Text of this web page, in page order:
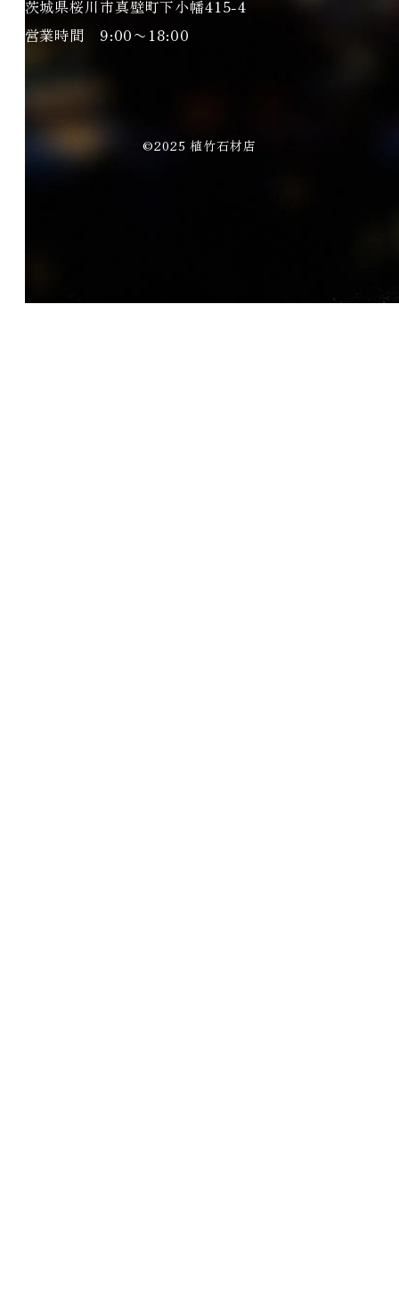
茨城県桜川市真壁町下小幡415-4
営業時間 9:00〜18:00
©2025 植竹石材店